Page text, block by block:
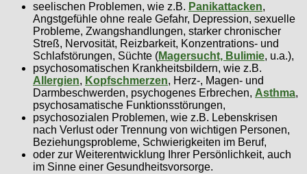
seelischen Problemen, wie z.B. Panikattacken,
Angstgefühle ohne reale Gefahr, Depression, sexuelle
Probleme, Zwangshandlungen, starker chronischer
Streß, Nervosität, Reizbarkeit, Konzentrations- und
Schlafstörungen, Süchte (Magersucht, Bulimie, u.a.),
psychosomatischen Krankheitsbildern, wie z.B.
Allergien, Kopfschmerzen, Herz-, Magen- und
Darmbeschwerden, psychogenes Erbrechen, Asthma,
psychosamatische Funktionsstörungen,
psychosozialen Problemen, wie z.B. Lebenskrisen
nach Verlust oder Trennung von wichtigen Personen,
Beziehungsprobleme, Schwierigkeiten im Beruf,
oder zur Weiterentwicklung Ihrer Persönlichkeit, auch
im Sinne einer Gesundheitsvorsorge.